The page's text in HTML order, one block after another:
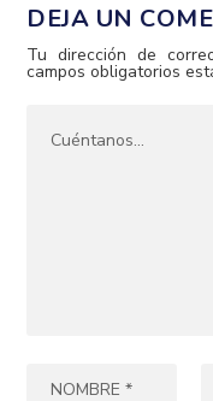
DEJA UN
Tu dirección de
campos obligatorios